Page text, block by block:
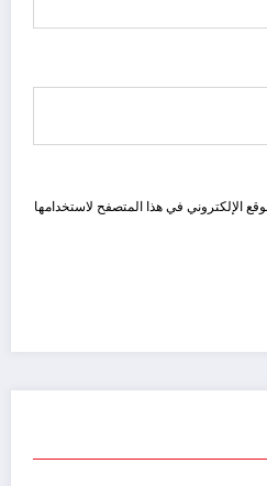
الإلكتروني في هذا المتصفح لاستخدامها